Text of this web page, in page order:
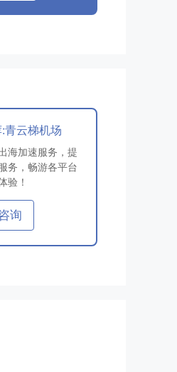
青云梯机场
海加速服务，提
务，畅游各平台
验！
询